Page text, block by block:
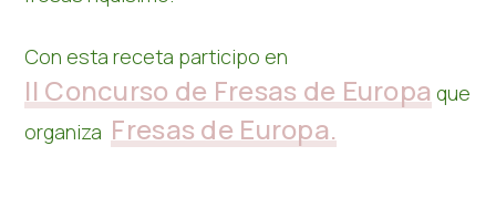
Con esta receta participo en
II Concurso de Fresas de Europa que
organiza Fresas de Europa.